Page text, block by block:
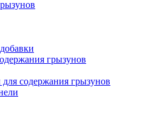
грызунов
содержания грызунов